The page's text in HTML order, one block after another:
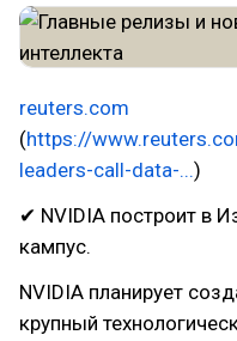
reuters.com
(https://
leaders-call-data-...)
✔ NVIDIA построит в
кампус.
NVIDIA планирует
крупный